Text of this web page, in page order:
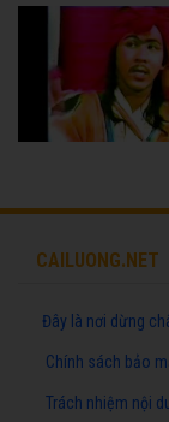
CAILUONG.NET
Đây là nơi dừng
Chính sách bảo
Trách nhiệm nội